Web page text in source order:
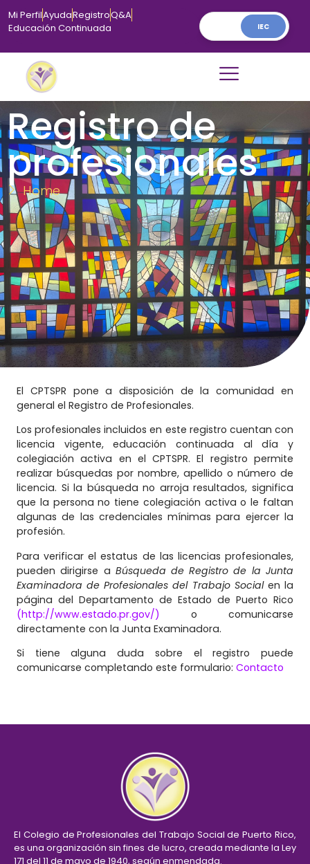
IEC
Mi PerfilAyudaRegistroQ&A
Educación Continuada
Registro de
profesionales
Home
El CPTSPR pone a disposición de la comunidad en
general el Registro de Profesionales.
Los profesionales incluidos en este registro cuentan con
licencia vigente, educación continuada al día y
colegiación activa en el CPTSPR. El registro permite
realizar búsquedas por nombre, apellido o número de
licencia. Si la búsqueda no arroja resultados, significa
que la persona no tiene colegiación activa o le faltan
algunas de las credenciales mínimas para ejercer la
profesión.
Para verificar el estatus de las licencias profesionales,
pueden dirigirse a Búsqueda de Registro de la Junta
Examinadora de Profesionales del Trabajo Socialen la
página del Departamento de Estado de Puerto Rico
(http://www.estado.pr.gov/)
o comunicarse
directamente con la Junta Examinadora.
Si tiene alguna duda sobre el registro puede
comunicarse completando este formulario:Contacto
El Colegio de Profesionales del Trabajo Social de Puerto Rico,
es una organización sin fines de lucro, creada mediante la Ley
171 del 11 de mayo de 1940, según enmendada.